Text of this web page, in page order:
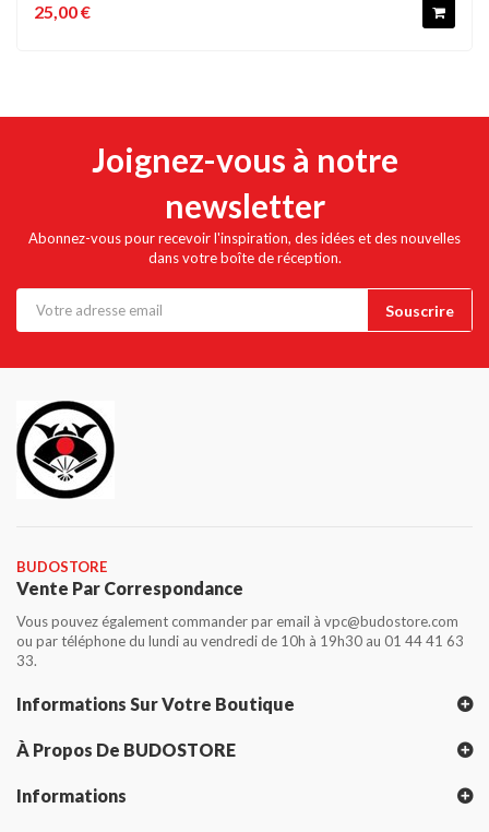
25,00 €
Joignez-vous à notre
newsletter
Abonnez-vous pour recevoir l'inspiration, des idées et des nouvelles
dans votre boîte de réception.
BUDOSTORE
Vente Par Correspondance
Vous pouvez également commander par email à vpc@budostore.com
ou par téléphone du lundi au vendredi de 10h à 19h30 au 01 44 41 63
33.
Informations Sur Votre Boutique
À Propos De BUDOSTORE
Informations